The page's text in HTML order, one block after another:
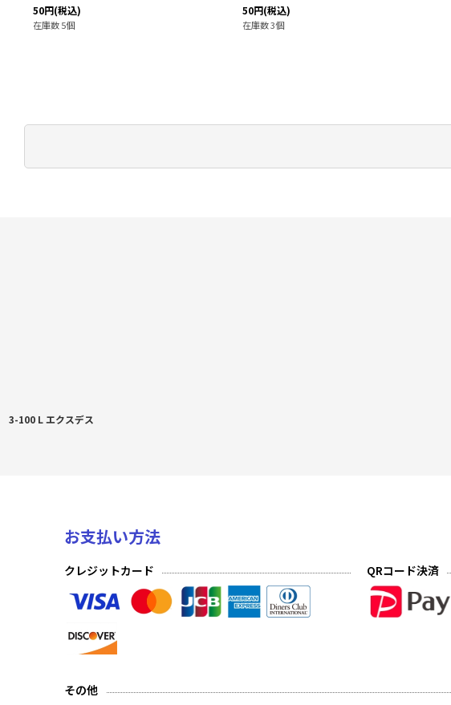
50円(税込)
在庫数 5個
50円(税込)
在庫数 3個
3-100 L エクスデス
お支払い方法
クレジットカード QRコード決済
その他